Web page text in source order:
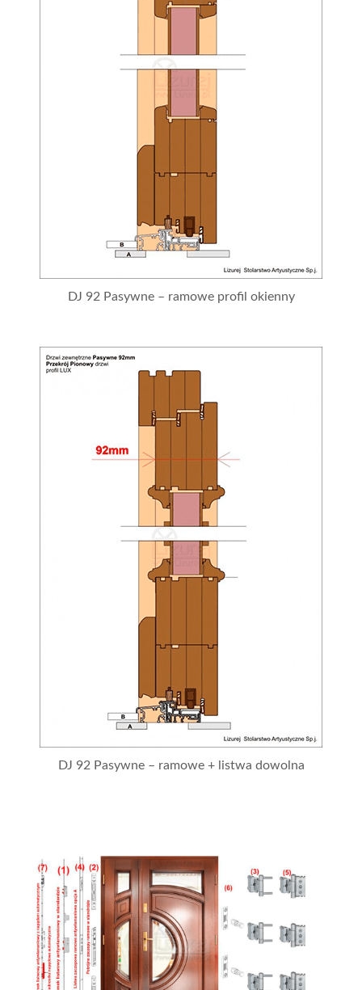
DJ 92 Pasywne – ramowe profil okienny
DJ 92 Pasywne – ramowe + listwa dowolna